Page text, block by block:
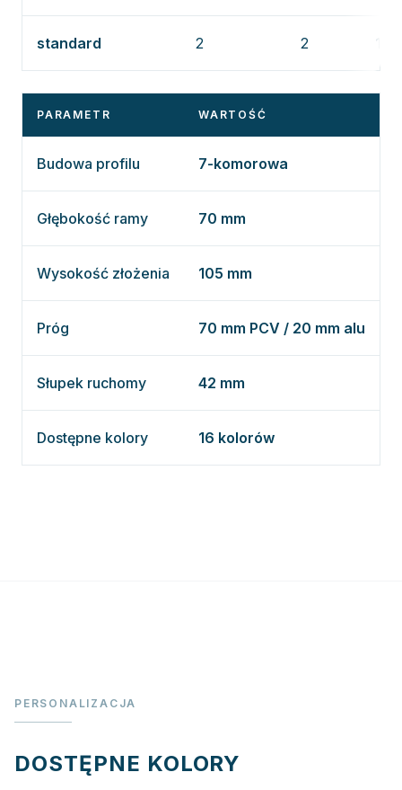
standard 2 2 1,3
PARAMETR WARTOŚĆ
Budowa profilu 7-komorowa
Głębokość ramy 70 mm
Wysokość złożenia 105 mm
Próg 70 mm PCV / 20 mm alu
Słupek ruchomy 42 mm
Dostępne kolory 16 kolorów
PERSONALIZACJA
DOSTĘPNE KOLORY